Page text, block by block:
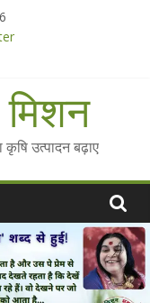
Krishi Promotions
26
उत्पादन बढ़ाए